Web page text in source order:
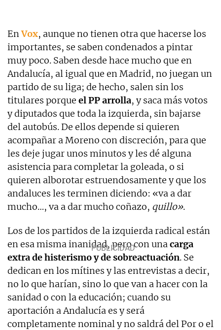
EnVox, aunque no tienen otra que hacerse los
importantes, se saben condenados a pintar
muy poco. Saben desde hace mucho que en
Andalucía, al igual que en Madrid, no juegan un
partido de su liga; de hecho, salen sin los
titulares porque el PP arrolla, y saca más votos
y diputados que toda la izquierda, sin bajarse
del autobús. De ellos depende si quieren
acompañar a Moreno con discreción, para que
les deje jugar unos minutos y les dé alguna
asistencia para completar la goleada, o si
quieren alborotar estruendosamente y que los
andaluces les terminen diciendo: «va a dar
mucho…, va a dar mucho coñazo, quillo».
Los de los partidos de la izquierda radical están
en esa misma inanidad, pero con unacarga
extra de histerismo y de sobreactuación. Se
dedican en los mítines y las entrevistas a decir,
no lo que harían, sino lo que van a hacer con la
sanidad o con la educación; cuando su
aportación a Andalucía es y será
completamente nominal y no saldrá del Por o el